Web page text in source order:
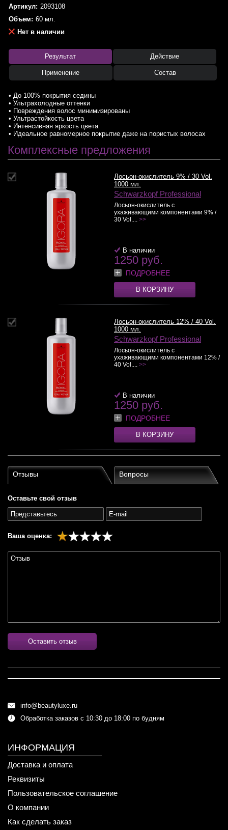
Артикул: 2093108
Объем: 60 мл.
Нет в наличии
Результат Действие
Применение Состав
• До 100% покрытия седины
• Ультрахолодные оттенки
• Повреждения волос минимизированы
• Ультрастойкость цвета
• Интенсивная яркость цвета
• Идеальное равномерное покрытие даже на пористых волосах
Комплексные предложения
Лосьон-окислитель 9% / 30 Vol.
1000 мл.
Schwarzkopf Professional
Лосьон-окислитель с
ухаживающими компонентами 9% /
30 Vol.... >>
В наличии
1250 руб.
ПОДРОБНЕЕ
В КОРЗИНУ
Лосьон-окислитель 12% / 40 Vol.
1000 мл.
Schwarzkopf Professional
Лосьон-окислитель с
ухаживающими компонентами 12% /
40 Vol.... >>
В наличии
1250 руб.
ПОДРОБНЕЕ
В КОРЗИНУ
Отзывы Вопросы
Оставьте свой отзыв
Ваша оценка:
Оставить отзыв
info@beautyluxe.ru
Обработка заказов с 10:30 до 18:00 по будням
ИНФОРМАЦИЯ
Доставка и оплата
Реквизиты
Пользовательское соглашение
О компании
Как сделать заказ